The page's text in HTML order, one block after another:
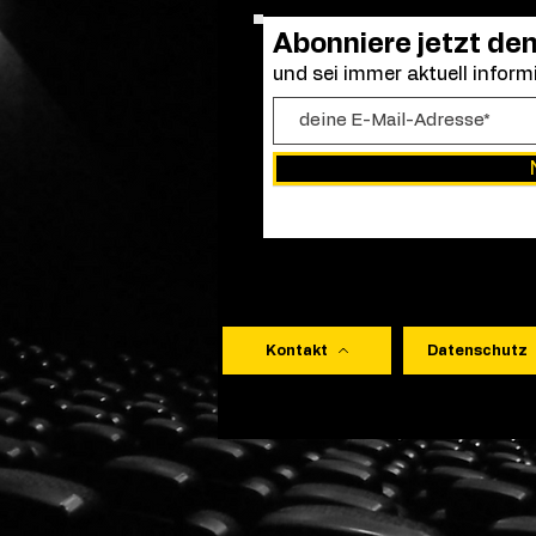
Abonniere jetzt
und sei immer aktuell
Kontakt Datenschutz